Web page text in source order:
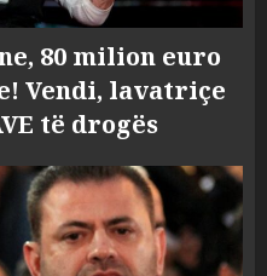
80 milion euro
Vendi, lavatriçe
të drogës